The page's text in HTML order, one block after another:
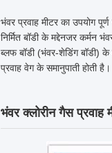
भंवर प्रवाह मीटर का उपयोग
निर्मित बॉडी के मद्देनजर
ब्लफ बॉडी (भंवर-शेडिंग बॉडी)
प्रवाह वेग के समानुपाती होती है।
भंवर क्लोरीन गैस प्रवाह